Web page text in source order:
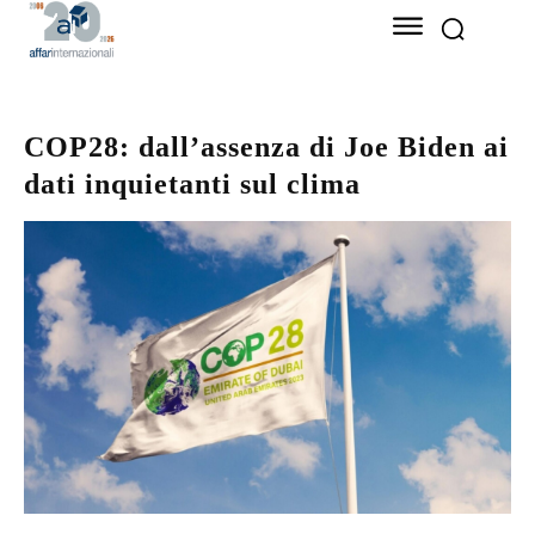
COP28: dall’assenza di Joe Biden ai
dati inquietanti sul clima